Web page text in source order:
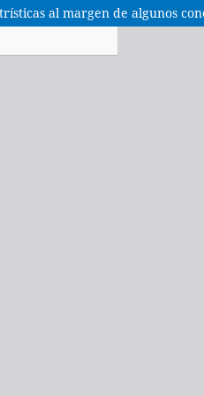
al margen de algunos